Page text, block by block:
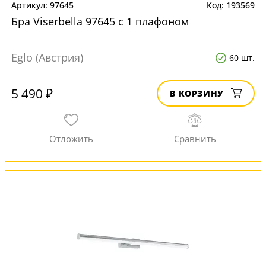
97645 193569
Бра Viserbella 97645 с 1 плафоном
Eglo (Австрия) 60 шт.
5 490 ₽ В КОРЗИНУ